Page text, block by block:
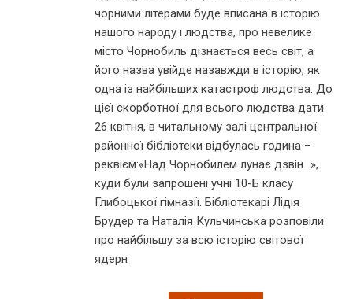
чорними літерами буде вписана в історію
нашого народу і людства, про невелике
місто Чорнобиль дізнається весь світ, а
його назва увійде назавжди в історію, як
одна із найбільших катастроф людства. До
цієї скорботної для всього людства дати
26 квітня, в читальному залі центральної
районної бібліотеки відбулась година –
реквієм:«Над Чорнобилем лунає дзвін…»,
куди були запрошені учні 10-Б класу
Глибоцької гімназії. Бібліотекарі Лідія
Брудер та Наталія Кульчинська розповіли
про найбільшу за всю історію світової
ядерн